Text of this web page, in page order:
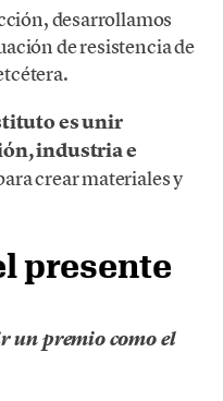
desarrollamos
de resistencia de
es unir
industria e
crear materiales y
presente
un premio como el